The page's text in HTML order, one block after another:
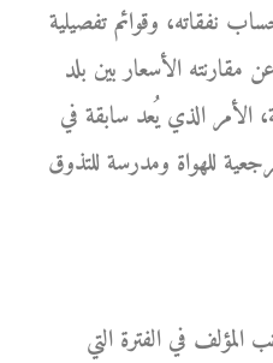
نفقاته، وقوائم تفصيلية
مقارنته الأسعار بين بلد
الأمر الذي يُعد سابقة في
للهواة ومدرسة للتذوق
في الفترة التي